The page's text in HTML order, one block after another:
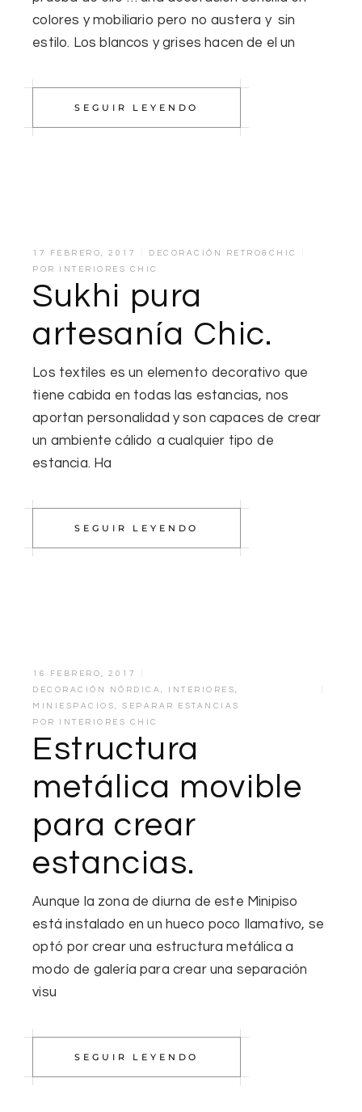
colores y mobiliario pero no austera y sin
estilo. Los blancos y grises hacen de el un
SEGUIR LEYENDO
17 FEBRERO, 2017
DECORACIÓN RETRO&CHIC
POR
INTERIORES CHIC
Sukhi pura
artesanía Chic.
Los textiles es un elemento decorativo que
tiene cabida en todas las estancias, nos
aportan personalidad y son capaces de crear
un ambiente cálido a cualquier tipo de
estancia. Ha
SEGUIR LEYENDO
16 FEBRERO, 2017
DECORACIÓN NÓRDICA, INTERIORES,
MINIESPACIOS,SEPARAR ESTANCIAS
POR
INTERIORES CHIC
Estructura
metálica movible
para crear
estancias.
Aunque la zona de diurna de este Minipiso
está instalado en un hueco poco llamativo, se
optó por crear una estructura metálica a
modo de galería para crear una separación
visu
SEGUIR LEYENDO